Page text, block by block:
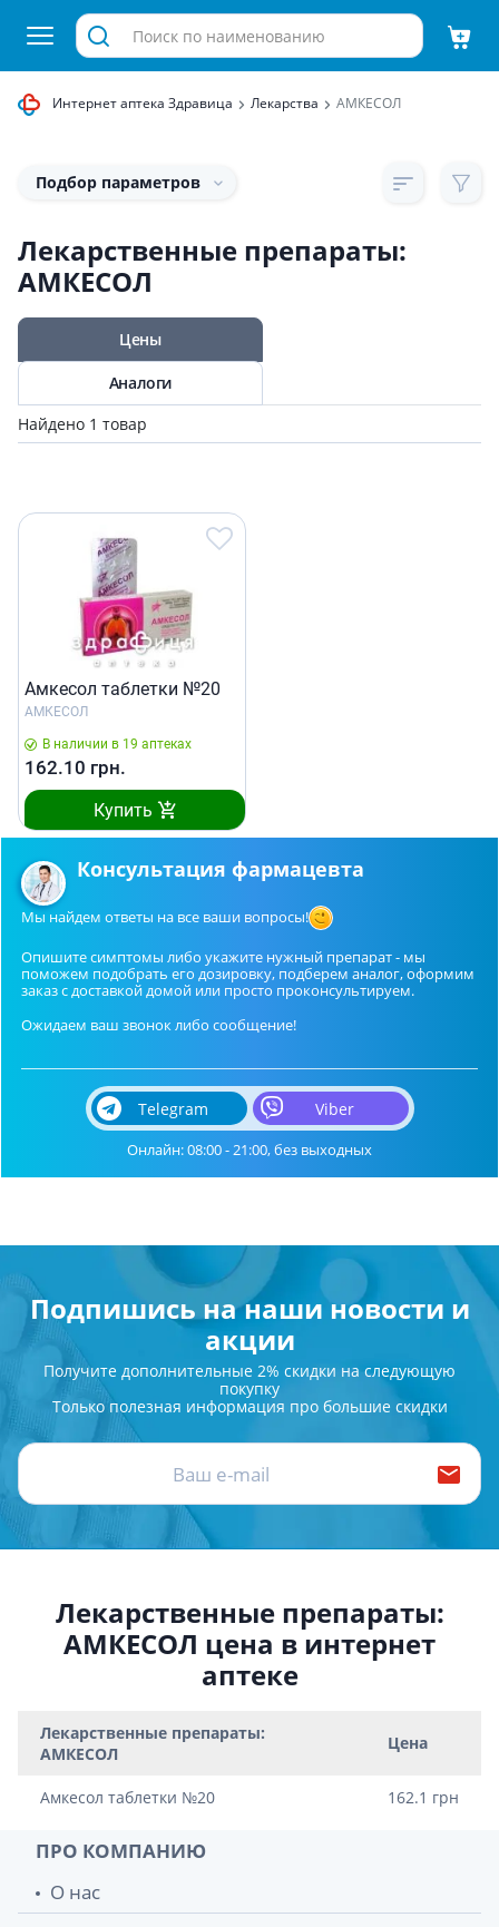
Интернет аптека Здравица Лекарства АМКЕСОЛ
Подбор параметров
Лекарственные препараты:
АМКЕСОЛ
Цены
Аналоги
Найдено 1 товар
Амкесол таблетки №20
АМКЕСОЛ
В наличии в 19 аптеках
162.10 грн.
Купить
Консультация фармацевта
Мы найдем ответы на все ваши вопросы!
Опишите симптомы либо укажите нужный препарат - мы
поможем подобрать его дозировку, подберем аналог, оформим
заказ с доставкой домой или просто проконсультируем.
Ожидаем ваш звонок либо сообщение!
Telegram Viber
Онлайн: 08:00 - 21:00, без выходных
Подпишись на наши новости и
акции
Получите дополнительные 2% скидки на следующую
покупку
Только полезная информация про большие скидки
Лекарственные препараты:
АМКЕСОЛ цена в интернет
аптеке
Лекарственные препараты:
АМКЕСОЛ
Цена
Амкесол таблетки №20 162.1 грн
ПРО КОМПАНИЮ
О нас